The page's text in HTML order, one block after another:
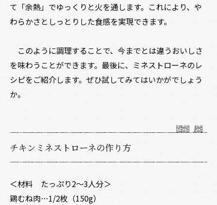
て「余熱」でゆっくりと火を通します。これにより、や
わらかさとしっとりした食感を実現できます。
このように調理することで、今までとは違うおいしさ
を味わうことができます。最後に、ミネストローネのレ
シピをご紹介します。ぜひ試してみてはいかがでしょう
か。
チキンミネストローネの作り方
＜材料 たっぷり2～3人分＞
鶏むね肉…1/2枚（150g）